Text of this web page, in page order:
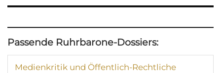
Passende Ruhrbarone-Dossiers:
Medienkritik und Öffentlich-Rechtliche